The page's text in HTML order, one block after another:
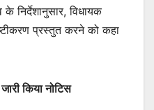
निर्देशानुसार, विधायक
प्रस्तुत करने को कहा
किया नोटिस